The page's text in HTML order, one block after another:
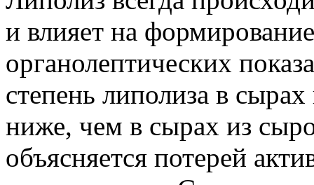
и влияет на
органолептических
степень липолиза в
ниже, чем в сырах из
объясняется потерей